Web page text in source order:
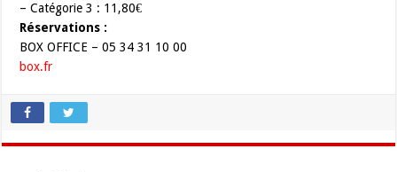
– Catégorie 3 : 11,80€
Réservations :
BOX OFFICE – 05 34 31 10 00
box.fr